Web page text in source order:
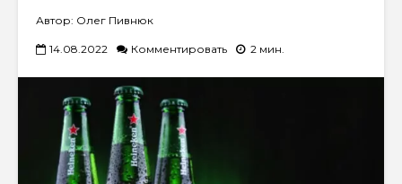
Автор: Олег Пивнюк
14.08.2022 Комментировать 2 мин.